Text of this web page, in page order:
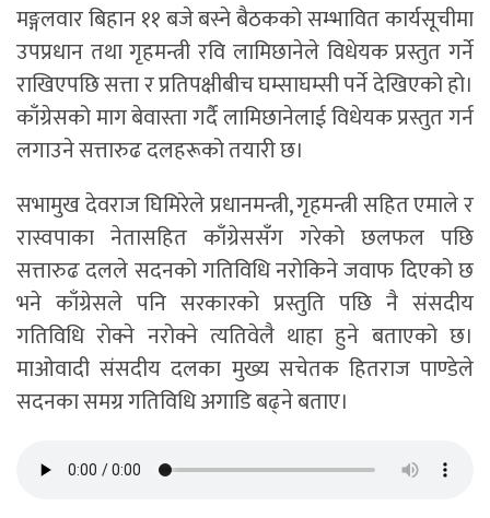
मङ्गलवार बिहान ११ बजे बस्ने बैठकको सम्भावित कार्यसूचीमा
उपप्रधान तथा गृहमन्त्री रवि लामिछानेले विधेयक प्रस्तुत गर्ने
राखिएपछि सत्ता र प्रतिपक्षीबीच घम्साघम्सी पर्ने देखिएको हो।
काँग्रेसको माग बेवास्ता गर्दै लामिछानेलाई विधेयक प्रस्तुत गर्न
लगाउने सत्तारुढ दलहरूको तयारी छ।
सभामुख देवराज घिमिरेले प्रधानमन्त्री, गृहमन्त्री सहित एमाले र
रास्वपाका नेतासहित काँग्रेससँग गरेको छलफल पछि
सत्तारुढ दलले सदनको गतिविधि नरोकिने जवाफ दिएको छ
भने काँग्रेसले पनि सरकारको प्रस्तुति पछि नै संसदीय
गतिविधि रोक्ने नरोक्ने त्यतिवेलै थाहा हुने बताएको छ।
माओवादी संसदीय दलका मुख्य सचेतक हितराज पाण्डेले
सदनका समग्र गतिविधि अगाडि बढ्ने बताए।